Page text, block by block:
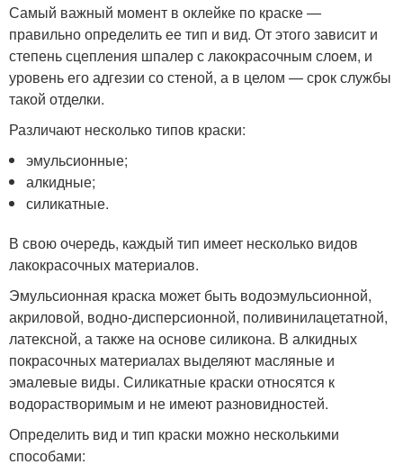
Самый важный момент в оклейке по краске —
правильно определить ее тип и вид. От этого зависит и
степень сцепления шпалер с лакокрасочным слоем, и
уровень его адгезии со стеной, а в целом — срок службы
такой отделки.
Различают несколько типов краски:
эмульсионные;
алкидные;
силикатные.
В свою очередь, каждый тип имеет несколько видов
лакокрасочных материалов.
Эмульсионная краска может быть водоэмульсионной,
акриловой, водно-дисперсионной, поливинилацетатной,
латексной, а также на основе силикона. В алкидных
покрасочных материалах выделяют масляные и
эмалевые виды. Силикатные краски относятся к
водорастворимым и не имеют разновидностей.
Определить вид и тип краски можно несколькими
способами: